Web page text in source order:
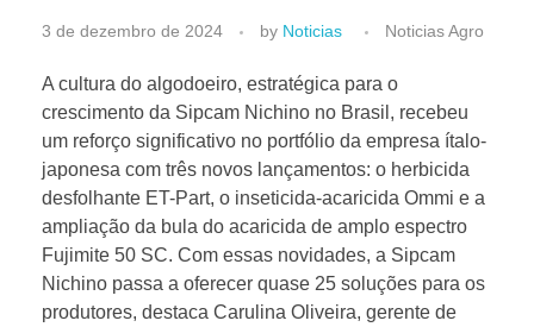
N
o
v
a
s
3 de dezembro de 2024 by Noticias Noticias Agro
A cultura do algodoeiro, estratégica para o
crescimento da Sipcam Nichino no Brasil, recebeu
um reforço significativo no portfólio da empresa ítalo-
japonesa com três novos lançamentos: o herbicida
desfolhante ET-Part, o inseticida-acaricida Ommi e a
ampliação da bula do acaricida de amplo espectro
Fujimite 50 SC. Com essas novidades, a Sipcam
Nichino passa a oferecer quase 25 soluções para os
produtores, destaca Carulina Oliveira, gerente de